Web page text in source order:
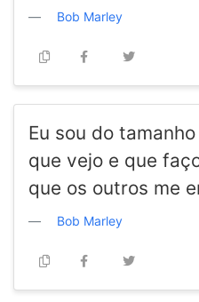
Bob Marley
Eu sou do
que vejo e que
que os outros me
Bob Marley